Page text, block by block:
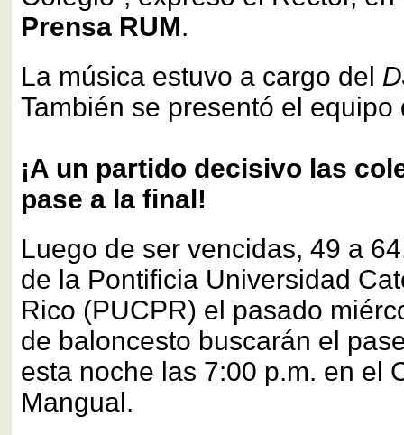
Prensa RUM.
La música estuvo a cargo del
También se presentó el
¡A un partido decisivo las
pase a la final!
Luego de ser vencidas, 49 a
de la Pontificia Universidad
Rico (PUCPR) el pasado
de baloncesto buscarán el
esta noche las 7:00 p.m. en el
Mangual.